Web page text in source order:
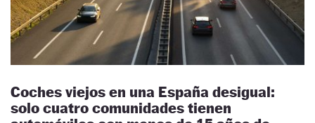
Coches viejos en una España desigual:
solo cuatro comunidades tienen